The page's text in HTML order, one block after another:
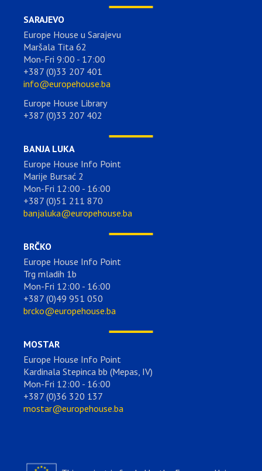
SARAJEVO
Europe House u Sarajevu
Maršala Tita 62
Mon-Fri 9:00 - 17:00
+387 (0)33 207 401
info@europehouse.ba
Europe House Library
+387 (0)33 207 402
BANJA LUKA
Europe House Info Point
Marije Bursać 2
Mon-Fri 12:00 - 16:00
+387 (0)51 211 870
banjaluka@europehouse.ba
BRČKO
Europe House Info Point
Trg mladih 1b
Mon-Fri 12:00 - 16:00
+387 (0)49 951 050
brcko@europehouse.ba
MOSTAR
Europe House Info Point
Kardinala Stepinca bb (Mepas, IV)
Mon-Fri 12:00 - 16:00
+387 (0)36 320 137
mostar@europehouse.ba